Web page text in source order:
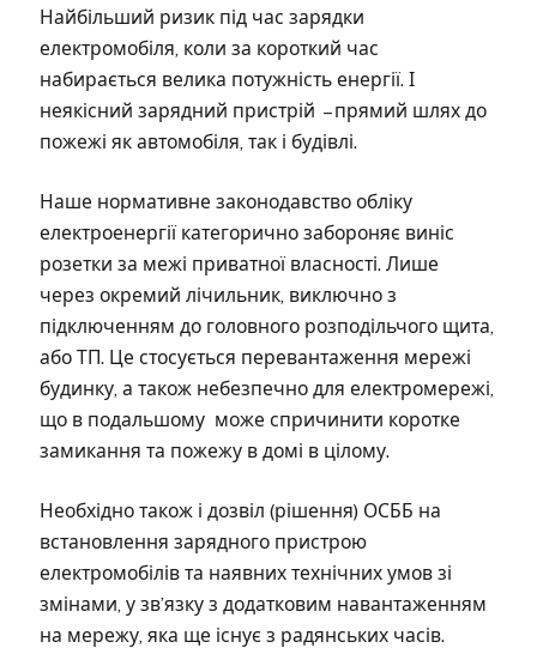
Найбільший ризик під час зарядки
електромобіля, коли за короткий час
набирається велика потужність енергії. І
неякісний зарядний пристрій – прямий шлях до
пожежі як автомобіля, так і будівлі.
Наше нормативне законодавство обліку
електроенергії категорично забороняє виніс
розетки за межі приватної власності. Лише
через окремий лічильник, виключно з
підключенням до головного розподільчого щита,
або ТП. Це стосується перевантаження мережі
будинку, а також небезпечно для електромережі,
що в подальшому може спричинити коротке
замикання та пожежу в домі в цілому.
Необхідно також і дозвіл (рішення) ОСББ на
встановлення зарядного пристрою
електромобілів та наявних технічних умов зі
змінами, у зв’язку з додатковим навантаженням
на мережу, яка ще існує з радянських часів.